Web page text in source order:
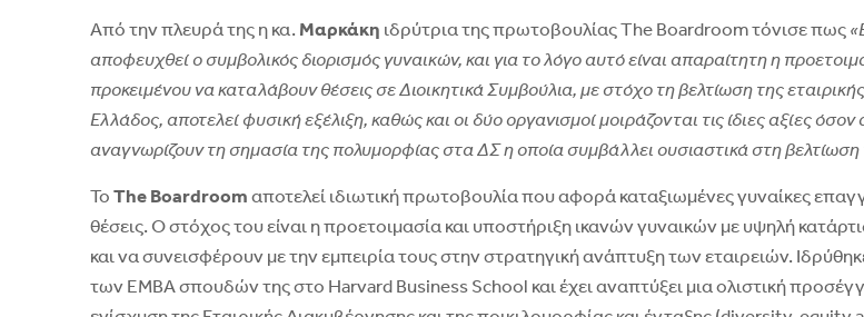
Από την πλευρά της η κα. Μαρκάκη ιδρύτρια της πρωτοβουλίας The Boardroom τόνισε πως
αποφευχθεί ο συμβολικός διορισμός γυναικών, και για το λόγο αυτό είναι απαραίτητη η
προκειμένου να καταλάβουν θέσεις σε Διοικητικά Συμβούλια, με στόχο τη βελτίωση της
Ελλάδος, αποτελεί φυσική εξέλιξη, καθώς και οι δύο οργανισμοί μοιράζονται τις ίδιες αξίες
αναγνωρίζουν τη σημασία της πολυμορφίας στα ΔΣ η οποία συμβάλλει ουσιαστικά στη
Το The Boardroom αποτελεί ιδιωτική πρωτοβουλία που αφορά καταξιωμένες γυναίκες
θέσεις. O στόχος του είναι η προετοιμασία και υποστήριξη ικανών γυναικών με υψηλή
και να συνεισφέρουν με την εμπειρία τους στην στρατηγική ανάπτυξη των εταιρειών.
των ΕΜΒΑ σπουδών της στο Harvard Business School και έχει αναπτύξει μια ολιστική